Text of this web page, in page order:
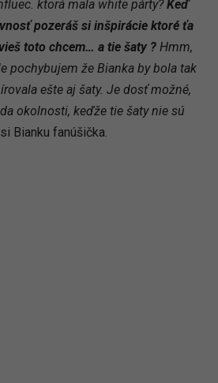
ktorá mala white párty?Keď
pozeráš si inšpirácie ktoré ťa
toto chcem… a tie šaty ? Hmm,
pochybujem že Bianka by bola tak
ešte aj šaty. Je dosť možné,
okolnosti, keďže tie šaty nie sú
Bianku fanúšička.